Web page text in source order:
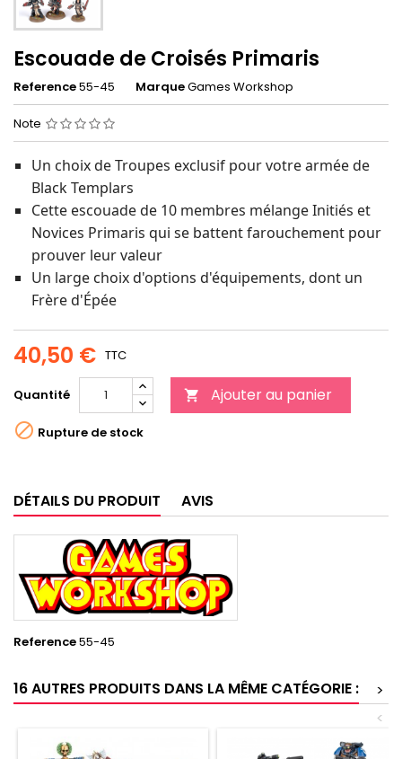
Escouade de Croisés Primaris
Reference55-45 MarqueGames Workshop
Note
Un choix de Troupes exclusif pour votre armée de
Black Templars
Cette escouade de 10 membres mélange Initiés et
Novices Primaris qui se battent farouchement pour
prouver leur valeur
Un large choix d'options d'équipements, dont un
Frère d'Épée
40,50 € TTC
Quantité  Ajouter au panier
 Rupture de stock
DÉTAILS DU PRODUIT AVIS
Reference55-45
16 AUTRES PRODUITS DANS LA MÊME CATÉGORIE :
>
<